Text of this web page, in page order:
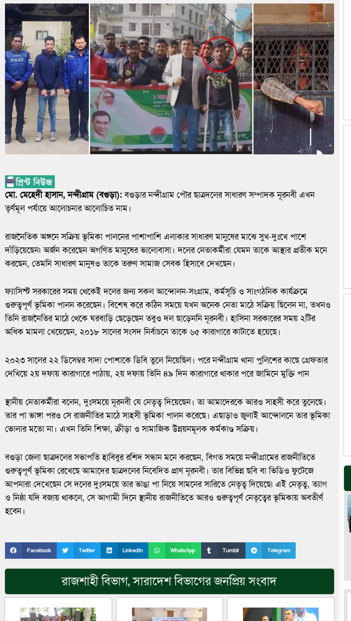
মো. মেহেদী হাসান, নন্দীগ্রাম (বগুড়া):বগুড়ার নন্দীগ্রাম পৌর ছাত্রদলের সাধারণ সম্পাদক নূরনবী এখন
তৃর্ণমূল পর্যায়ে আলোচনার আলোচিত নাম।
রাজনৈতিক অঙ্গনে সক্রিয় ভূমিকা পালনের পাশাপাশি এলাকার সাধারণ মানুষের মাঝে সুখ-দুঃখে পাশে
দাঁড়িয়েছেন৷ অর্জন করেছেন অগণিত মানুষের ভালোবাসা। দলের নেতাকর্মীরা যেমন তাকে আস্থার প্রতীক মনে
করছেন, তেমনি সাধারণ মানুষও তাকে তরুণ সামাজ সেবক হিসাবে দেখছেন।
ফ্যাসিস্ট সরকারের সময় থেকেই দলের জন্য সকল আন্দোলন-সংগ্রাম, কর্মসূচি ও সাংগঠনিক কার্যক্রমে
গুরুত্বপূর্ণ ভূমিকা পালন করেছেন। বিশেষ করে কঠিন সময়ে যখন অনেক নেতা মাঠে সক্রিয় ছিলেন না, তখনও
তিনি রাজনৈতির মাঠে থেকে ঘরবাড়ি ছেড়েছেন তবুও দল ছাড়েননি নূরনবী। হাসিনা সরকারের সময় ২টির
অধিক মামলা খেয়েছেন, ২০১৮ সালের সংসদ নির্বাচনে তাকে ৬৫ কারাগারে কাটাতে হয়েছে।
২০২৩ সালের ২২ ডিসেম্বর সাদা পোশাকে ডিবি তুলে নিয়েছিল। পরে নন্দীগ্রাম থানা পুলিশের কাছে গ্রেফতার
দেখিয়ে ২য় দফায় কারাগারে পাঠায়, ২য় দফায় তিনি ৪৯ দিন কারাগারে থাকার পরে জামিনে মুক্তি পান
স্থানীয় নেতাকর্মীরা বলেন, দুঃসময়ে নূরনবী যে নেতৃত্ব দিয়েছেন। তা আমাদেরকে আরও সাহসী করে তুলেছে।
তার পা ভাঙ্গা পরও সে রাজনীতির মাঠে সাহসী ভূমিকা পালন করেছে। এছাড়াও জুলাই আন্দোলনে তার ভূমিকা
ভোলার মতো না। এখন তিনি শিক্ষা, ক্রীড়া ও সামাজিক উন্নয়নমূলক কর্মকাণ্ড সক্রিয়।
বগুড়া জেলা ছাত্রদলের সভাপতি হাবিবুর রশিদ সন্ধান মনে করছেন, বিগত সময়ে নন্দীগ্রামের রাজনীতিতে
গুরুত্বপূর্ণ ভূমিকা রেখেছে আমাদের ছাত্রদলের নিবেদিত প্রাণ নূরনবী। তার বিভিন্ন ছবি বা ভিডিও ফুটেজে
আপনারা দেখেছেন সে দলের দুঃসময়ে তার ভাঙা পা নিয়ে সামনের সারিতে নেতৃত্ব দিয়েছে৷ এই নেতৃত্ব, ত্যাগ
ও নিষ্ঠা যদি বজায় থাকলে, সে আগামী দিনে স্থানীয় রাজনীতিতে আরও গুরুত্বপূর্ণ নেতৃত্বের ভূমিকায় অবতীর্ণ
হবেন।
Facebook Twitter LinkedIn WhatsApp Tumblr Telegram
রাজশাহী বিভাগ,সারাদেশবিভাগের জনপ্রিয় সংবাদ